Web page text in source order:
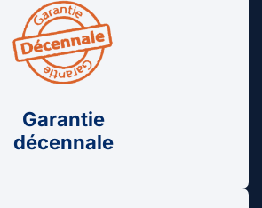
Garantie
décennale